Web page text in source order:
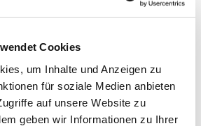
Cookies
um Inhalte und Anzeigen zu
für soziale Medien anbieten
auf unsere Website zu
geben wir Informationen zu Ihrer